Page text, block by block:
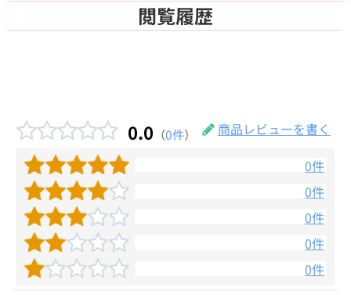
閲覧履歴
0.0 （0件）
商品レビューを書く
0件
0件
0件
0件
0件